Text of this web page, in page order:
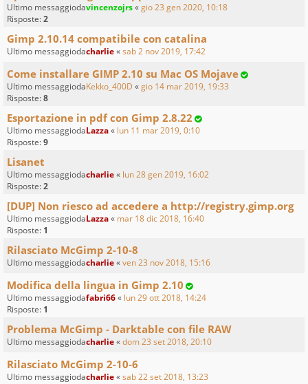
Ultimo messaggiodavincenzojrs«gio 23 gen 2020, 10:18
Risposte:2
Gimp 2.10.14 compatibile con catalina
Ultimo messaggiodacharlie«sab 2 nov 2019, 17:42
Come installare GIMP 2.10 su Mac OS Mojave
Ultimo messaggiodaKekko_400D «gio 14 mar 2019, 19:33
Risposte:8
Esportazione in pdf con Gimp 2.8.22
Ultimo messaggiodaLazza« lun 11 mar 2019, 0:10
Risposte:9
Lisanet
Ultimo messaggiodacharlie« lun 28 gen 2019, 16:02
Risposte:2
[DUP] Non riesco ad accedere a http://registry.gimp.org
Ultimo messaggiodaLazza« mar 18 dic 2018, 16:40
Risposte: 1
Rilasciato McGimp 2-10-8
Ultimo messaggiodacharlie«ven 23 nov 2018, 15:16
Modifica della lingua in Gimp 2.10
Ultimo messaggiodafabri66« lun 29 ott 2018, 14:24
Risposte: 1
Problema McGimp - Darktable con file RAW
Ultimo messaggiodacharlie«dom 23 set 2018, 20:10
Rilasciato McGimp 2-10-6
Ultimo messaggiodacharlie«sab 22 set 2018, 13:23